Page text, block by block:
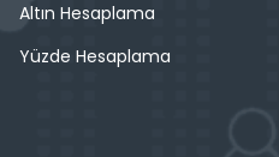
Altın Hesaplama
Yüzde Hesaplama